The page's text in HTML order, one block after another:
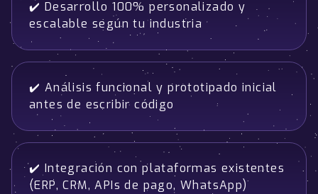
✔️ Desarrollo 100% personalizado y
escalable según tu industria
✔️ Análisis funcional y prototipado inicial
antes de escribir código
✔️ Integración con plataformas existentes
(ERP, CRM, APIs de pago, WhatsApp)